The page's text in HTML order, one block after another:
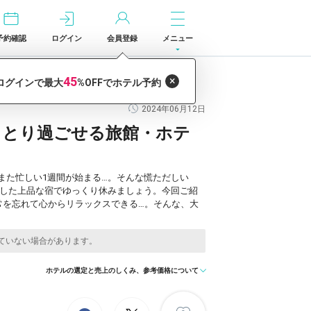
約確認 ログイン 会員登録 メニュー
2024年06月12日
り過ごせる旅館・ホテ
た忙しい1週間が始まる…。そんな慌ただしい
た上品な宿でゆっくり休みましょう。今回ご紹
忘れて心からリラックスできる…。そんな、大
ホテルの選定と売上のしくみ、参考価格について